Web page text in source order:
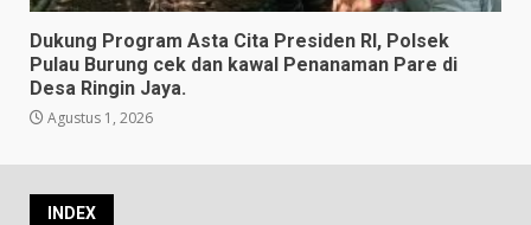
Dukung Program Asta Cita Presiden RI, Polsek
Pulau Burung cek dan kawal Penanaman Pare di
Desa Ringin Jaya.
Agustus 1, 2026
INDEX